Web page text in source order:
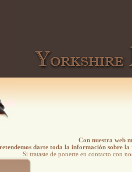
Con nuestra web
darte toda la información sobre
Si trataste de ponerte en contacto con